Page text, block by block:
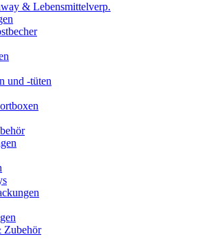
& Lebensmittelverp.
und -tüten
Zubehör